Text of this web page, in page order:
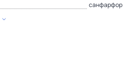
санфарфор